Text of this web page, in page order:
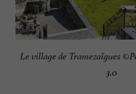
Le village de Tramezaïgues
3.0